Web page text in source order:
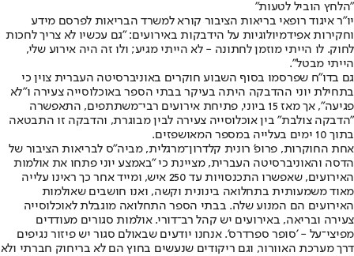
"הלחץ הוביל לטעות"
יו"ר איגוד רופאי בריאות הציבור קורא למשרד הבריאות לפרסם מידע
וחקירות אפידמיולוגיות על הידבקות באירועים: "גם עכשיו לא צריך לחכות
לחוק. לו הייתי מוזמן לחתונה - לא הייתי מגיע; ולו זה היה אירוע שלי,
הייתי מבטל".
גם בדו"ח שפרסמו בסוף השבוע חוקרים באוניברסיטה העברית צוין כי
בתחילת יוני ההדבקה היתה בעיקר בבתי הספר באוכלוסייה צעירה ו"לא
פגיעה", אך מאז 15 ביוני, פתיחת אירועים רבי־משתתפים, התאפשרה
"הדבקה צולבת" בין אוכלוסייה צעירה לבין מבוגרת, והדבקה זו התבטאה
בתוך 10 ימים בעלייה במספר המאושפזים.
אחת החוקרות, פרופ' רונית קלדרון־מרגלית, מביה"ס לבריאות הציבור של
הדסה והאוניברסיטה העברית, מציינת כי "באמצע יוני פתחו את אולמות
האירועים, שאפשרו התכנסויות עד 250 איש, ומייד אחר כך ראינו עלייה
מאוד משמעותית בתחלואה בינונית וקשה, ואנו חושבים שאולמות
האירועים הם המנוע שלה. בבתי הספר התחלואה מוגבלת לאוכלוסייה
צעירה ובריאה, באירועים יש קהל רב־דורי. אולמות סגורים מעודדים
מפיצי־על - 'סופר ספרדרס'. אנחנו יודעים שבאולם סגור יש פיזור נגיפים
דרך מערכת האוורור, וגם ריקודים שנעשים בחוץ הם לא בריחוק חברתי ולא